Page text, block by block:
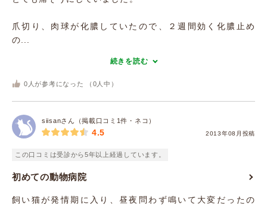
爪切り、肉球が化膿していたので、２週間効く化膿止め
の...
続きを読む
0 人が参考になった （ 0 人中）
siisanさん（掲載口コミ1件・ネコ）
2013年08月投稿
4.5
この口コミは受診から5年以上経過しています。
初めての動物病院
飼い猫が発情期に入り、昼夜問わず鳴いて大変だったの